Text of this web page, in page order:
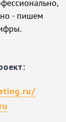
- пишем